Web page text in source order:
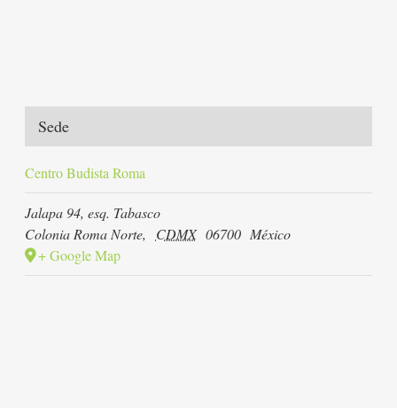
Sede
Centro Budista Roma
Jalapa 94, esq. Tabasco
Colonia Roma Norte, CDMX 06700 México
+ Google Map